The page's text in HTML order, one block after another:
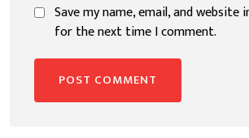
Save my name, email, and website
for the next time I comment.